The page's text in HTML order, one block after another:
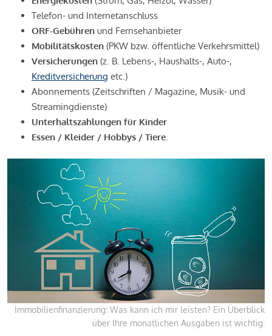
Telefon- und Internetanschluss
ORF-Gebühren und Fernsehanbieter
Mobilitätskosten (PKW bzw. öffentliche Verkehrsmittel)
Versicherungen (z. B. Lebens-, Haushalts-, Auto-,
Kreditversicherung etc.)
Abonnements (Zeitschriften / Magazine, Musik- und
Streamingdienste)
Unterhaltszahlungen für Kinder
Essen / Kleider / Hobbys / Tiere.
Immobilienfinanzierung: Was kann ich mir leisten? Ein Überblick
über Ihre monatlichen Ausgaben ist wichtig.